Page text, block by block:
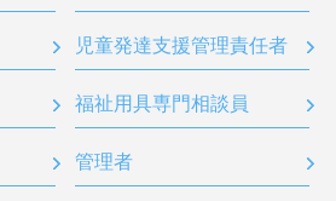
児童発達支援管理責任者
福祉用具専門相談員
管理者